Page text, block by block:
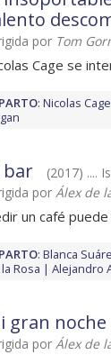
por Tom
Cage se
: Nicolas Cage
bar
(2017) ....
por Álex de
un café
: Blanca
Rosa
Alejandro
gran noche
por Álex de